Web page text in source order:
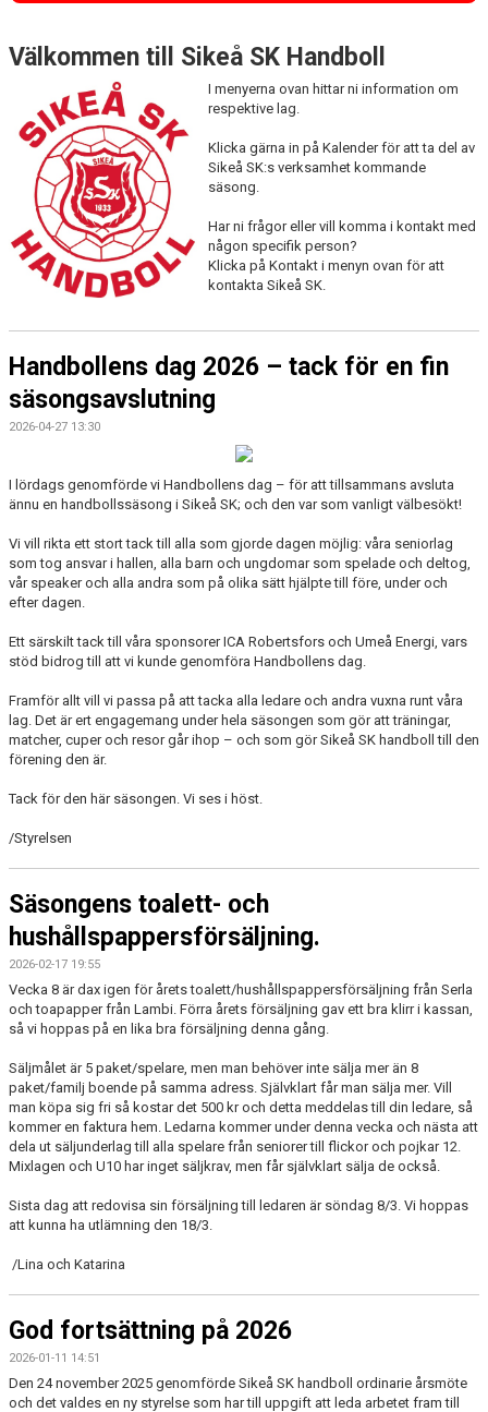
VÅRA LAG
MEDLEMSINFORMATION
SCHYSSTMATCH
AKTUELLA FÖRSÄLJNINGAR
Välkommen till Sikeå SK Handboll
I menyerna ovan hittar ni information om
respektive lag.
Klicka gärna in på Kalender för att ta del av
Sikeå SK:s verksamhet kommande
säsong.
Har ni frågor eller vill komma i kontakt med
någon specifik person?
Klicka på Kontakt i menyn ovan för att
kontakta Sikeå SK.
Handbollens dag 2026 – tack för en fin
säsongsavslutning
2026-04-27 13:30
I lördags genomförde vi Handbollens dag – för att tillsammans avsluta
ännu en handbollssäsong i Sikeå SK; och den var som vanligt välbesökt!
Vi vill rikta ett stort tack till alla som gjorde dagen möjlig: våra seniorlag
som tog ansvar i hallen, alla barn och ungdomar som spelade och deltog,
vår speaker och alla andra som på olika sätt hjälpte till före, under och
efter dagen.
Ett särskilt tack till våra sponsorer ICA Robertsfors och Umeå Energi, vars
stöd bidrog till att vi kunde genomföra Handbollens dag.
Framför allt vill vi passa på att tacka alla ledare och andra vuxna runt våra
lag. Det är ert engagemang under hela säsongen som gör att träningar,
matcher, cuper och resor går ihop – och som gör Sikeå SK handboll till den
förening den är.
Tack för den här säsongen. Vi ses i höst.
/Styrelsen
Säsongens toalett- och
hushållspappersförsäljning.
2026-02-17 19:55
Vecka 8 är dax igen för årets toalett/hushållspappersförsäljning från Serla
och toapapper från Lambi. Förra årets försäljning gav ett bra klirr i kassan,
så vi hoppas på en lika bra försäljning denna gång.
Säljmålet är 5 paket/spelare, men man behöver inte sälja mer än 8
paket/familj boende på samma adress. Självklart får man sälja mer. Vill
man köpa sig fri så kostar det 500 kr och detta meddelas till din ledare, så
kommer en faktura hem. Ledarna kommer under denna vecka och nästa att
dela ut säljunderlag till alla spelare från seniorer till flickor och pojkar 12.
Mixlagen och U10 har inget säljkrav, men får självklart sälja de också.
Sista dag att redovisa sin försäljning till ledaren är söndag 8/3. Vi hoppas
att kunna ha utlämning den 18/3.
/Lina och Katarina
God fortsättning på 2026
2026-01-11 14:51
Den 24 november 2025 genomförde Sikeå SK handboll ordinarie årsmöte
och det valdes en ny styrelse som har till uppgift att leda arbetet fram till